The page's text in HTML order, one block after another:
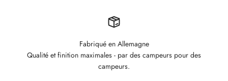
Fabriqué en Allemagne
Qualité et finition maximales - par des campeurs pour des
campeurs.